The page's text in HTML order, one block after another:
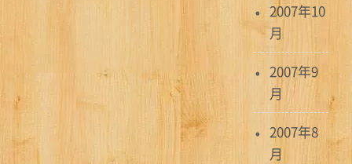
2007年10
月
2007年9
月
2007年8
月